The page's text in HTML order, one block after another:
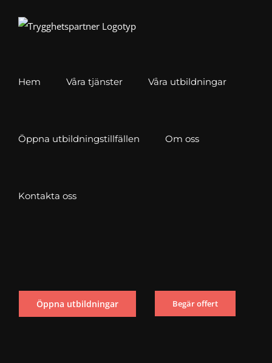
Hem Våra tjänster Våra utbildningar
Öppna utbildningstillfällen Om oss
Kontakta oss
Öppna utbildningar Begär offert